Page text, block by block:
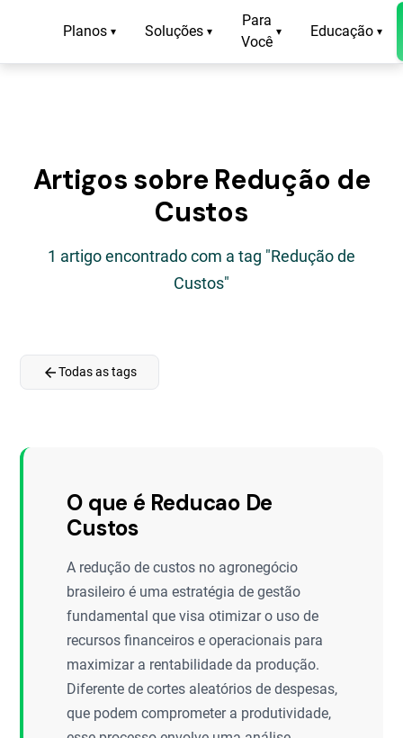
Planos ▾ Soluções ▾
Para
Você
▾ Educação ▾
Artigos sobre Redução de
Custos
1 artigo encontrado com a tag "Redução de
Custos"
arrow_backTodas as tags
O que é Reducao De
Custos
A redução de custos no agronegócio
brasileiro é uma estratégia de gestão
fundamental que visa otimizar o uso de
recursos financeiros e operacionais para
maximizar a rentabilidade da produção.
Diferente de cortes aleatórios de despesas,
que podem comprometer a produtividade,